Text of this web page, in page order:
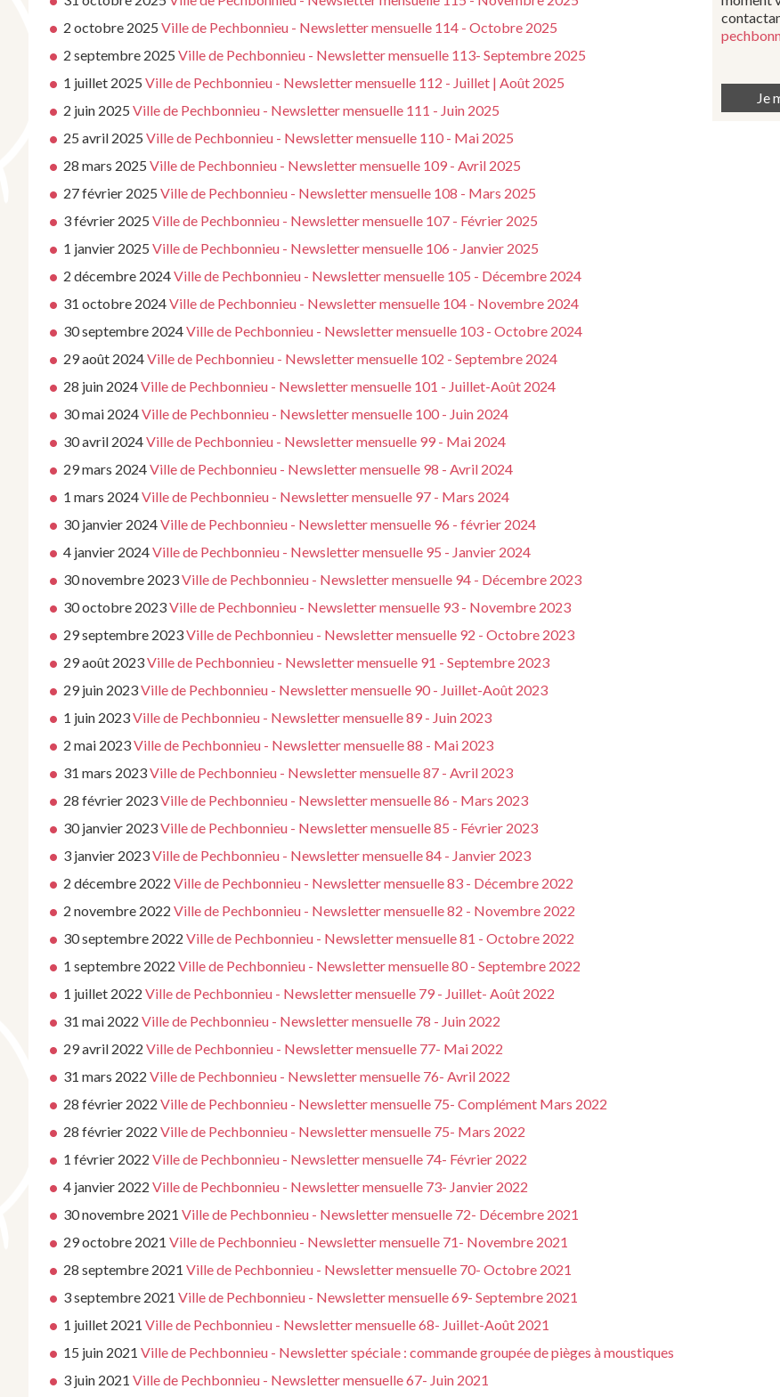
2 octobre 2025 Ville de Pechbonnieu - Newsletter mensuelle 114 - Octobre 2025
2 septembre 2025 Ville de Pechbonnieu - Newsletter mensuelle 113- Septembre 2025
1 juillet 2025 Ville de Pechbonnieu - Newsletter mensuelle 112 - Juillet | Août 2025
2 juin 2025 Ville de Pechbonnieu - Newsletter mensuelle 111 - Juin 2025
25 avril 2025 Ville de Pechbonnieu - Newsletter mensuelle 110 - Mai 2025
28 mars 2025 Ville de Pechbonnieu - Newsletter mensuelle 109 - Avril 2025
27 février 2025 Ville de Pechbonnieu - Newsletter mensuelle 108 - Mars 2025
3 février 2025 Ville de Pechbonnieu - Newsletter mensuelle 107 - Février 2025
1 janvier 2025 Ville de Pechbonnieu - Newsletter mensuelle 106 - Janvier 2025
2 décembre 2024Ville de Pechbonnieu - Newsletter mensuelle 105 - Décembre 2024
31 octobre 2024Ville de Pechbonnieu - Newsletter mensuelle 104 - Novembre 2024
30 septembre 2024Ville de Pechbonnieu - Newsletter mensuelle 103 - Octobre 2024
29 août 2024Ville de Pechbonnieu - Newsletter mensuelle 102 - Septembre 2024
28 juin 2024Ville de Pechbonnieu - Newsletter mensuelle 101 - Juillet-Août 2024
30 mai 2024Ville de Pechbonnieu - Newsletter mensuelle 100 - Juin 2024
30 avril 2024Ville de Pechbonnieu - Newsletter mensuelle 99 - Mai 2024
29 mars 2024Ville de Pechbonnieu - Newsletter mensuelle 98 - Avril 2024
1 mars 2024Ville de Pechbonnieu - Newsletter mensuelle 97 - Mars 2024
30 janvier 2024Ville de Pechbonnieu - Newsletter mensuelle 96 - février 2024
4 janvier 2024Ville de Pechbonnieu - Newsletter mensuelle 95 - Janvier 2024
30 novembre 2023Ville de Pechbonnieu - Newsletter mensuelle 94 - Décembre 2023
30 octobre 2023Ville de Pechbonnieu - Newsletter mensuelle 93 - Novembre 2023
29 septembre 2023Ville de Pechbonnieu - Newsletter mensuelle 92 - Octobre 2023
29 août 2023Ville de Pechbonnieu - Newsletter mensuelle 91 - Septembre 2023
29 juin 2023Ville de Pechbonnieu - Newsletter mensuelle 90 - Juillet-Août 2023
1 juin 2023Ville de Pechbonnieu - Newsletter mensuelle 89 - Juin 2023
2 mai 2023Ville de Pechbonnieu - Newsletter mensuelle 88 - Mai 2023
31 mars 2023Ville de Pechbonnieu - Newsletter mensuelle 87 - Avril 2023
28 février 2023Ville de Pechbonnieu - Newsletter mensuelle 86 - Mars 2023
30 janvier 2023Ville de Pechbonnieu - Newsletter mensuelle 85 - Février 2023
3 janvier 2023Ville de Pechbonnieu - Newsletter mensuelle 84 - Janvier 2023
2 décembre 2022 Ville de Pechbonnieu - Newsletter mensuelle 83 - Décembre 2022
2 novembre 2022 Ville de Pechbonnieu - Newsletter mensuelle 82 - Novembre 2022
30 septembre 2022 Ville de Pechbonnieu - Newsletter mensuelle 81 - Octobre 2022
1 septembre 2022 Ville de Pechbonnieu - Newsletter mensuelle 80 - Septembre 2022
1 juillet 2022 Ville de Pechbonnieu - Newsletter mensuelle 79 - Juillet- Août 2022
31 mai 2022 Ville de Pechbonnieu - Newsletter mensuelle 78 - Juin 2022
29 avril 2022 Ville de Pechbonnieu - Newsletter mensuelle 77- Mai 2022
31 mars 2022 Ville de Pechbonnieu - Newsletter mensuelle 76- Avril 2022
28 février 2022 Ville de Pechbonnieu - Newsletter mensuelle 75- Complément Mars 2022
28 février 2022 Ville de Pechbonnieu - Newsletter mensuelle 75- Mars 2022
1 février 2022 Ville de Pechbonnieu - Newsletter mensuelle 74- Février 2022
4 janvier 2022 Ville de Pechbonnieu - Newsletter mensuelle 73- Janvier 2022
30 novembre 2021 Ville de Pechbonnieu - Newsletter mensuelle 72- Décembre 2021
29 octobre 2021 Ville de Pechbonnieu - Newsletter mensuelle 71- Novembre 2021
28 septembre 2021 Ville de Pechbonnieu - Newsletter mensuelle 70- Octobre 2021
3 septembre 2021 Ville de Pechbonnieu - Newsletter mensuelle 69- Septembre 2021
1 juillet 2021 Ville de Pechbonnieu - Newsletter mensuelle 68- Juillet-Août 2021
15 juin 2021 Ville de Pechbonnieu - Newsletter spéciale : commande groupée de pièges à moustiques
3 juin 2021 Ville de Pechbonnieu - Newsletter mensuelle 67- Juin 2021